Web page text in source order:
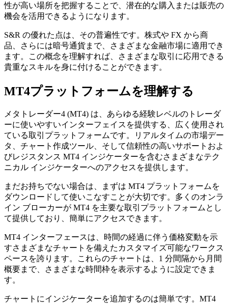
性が高い場所を把握することで、潜在的な購入または販売の
機会を活用できるようになります。
S&R の優れた点は、その普遍性です。株式や FX から商
品、さらには暗号通貨まで、さまざまな金融市場に適用でき
ます。この概念を理解すれば、さまざまな取引に応用できる
貴重なスキルを身に付けることができます。
MT4プラットフォームを理解する
メタトレーダー4 (MT4) は、あらゆる経験レベルのトレーダ
ーに使いやすいインターフェイスを提供する、広く使用され
ている取引プラットフォームです。リアルタイムの市場デー
タ、チャート作成ツール、そして信頼性の高いサポートおよ
びレジスタンス MT4 インジケーターを含むさまざまなテク
ニカル インジケーターへのアクセスを提供します。
まだお持ちでない場合は、まずは MT4 プラットフォームを
ダウンロードして使いこなすことが大切です。多くのオンラ
イン ブローカーが MT4 を主要な取引プラットフォームとし
て提供しており、簡単にアクセスできます。
MT4 インターフェースは、時間の経過に伴う価格変動を示
すさまざまなチャートを備えたカスタマイズ可能なワークス
ペースを誇ります。これらのチャートは、1 分間隔から月間
概要まで、さまざまな時間枠を表示するように設定できま
す。
チャートにインジケーターを追加するのは簡単です。MT4